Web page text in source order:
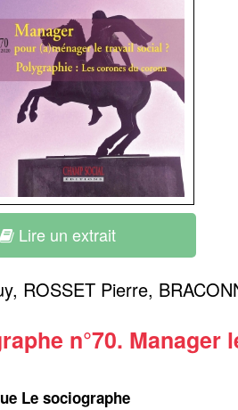
Lire un extrait
, ROSSET Pierre,
n°70. Manager
Le sociographe